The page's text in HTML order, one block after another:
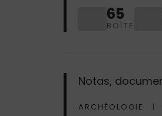
65
BOÎTE
Notas,
ARCHÉOLOGIE